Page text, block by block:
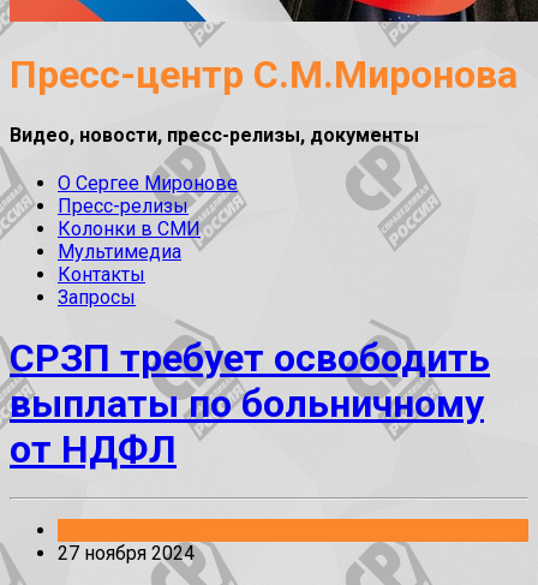
Пресс-центр С.М.Миронова
Видео, новости, пресс-релизы, документы
О Сергее Миронове
Пресс-релизы
Колонки в СМИ
Мультимедиа
Контакты
Запросы
СРЗП требует освободить
выплаты по больничному
от НДФЛ
27 ноября 2024